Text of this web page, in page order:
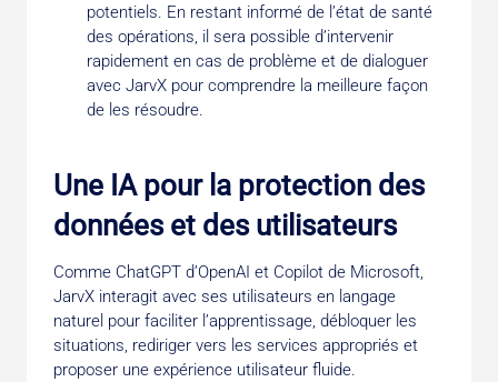
potentiels. En restant informé de l’état de santé
des opérations, il sera possible d’intervenir
rapidement en cas de problème et de dialoguer
avec JarvX pour comprendre la meilleure façon
de les résoudre.
Une IA pour la protection des
données et des utilisateurs
Comme ChatGPT d’OpenAI et Copilot de Microsoft,
JarvX interagit avec ses utilisateurs en langage
naturel pour faciliter l’apprentissage, débloquer les
situations, rediriger vers les services appropriés et
proposer une expérience utilisateur fluide.